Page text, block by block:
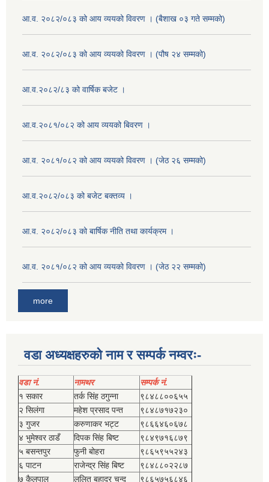
आ.व. २०८२/०८३ को आय व्ययको विवरण । (बैशाख ०३ गते सम्मको)
आ.व. २०८२/०८३ को आय व्ययको विवरण । (पौष २४ सम्मको)
आ.व.२०८२/८३ को वार्षिक बजेट ।
आ.व.२०८१/०८२ को आय व्ययको बिवरण ।
आ.व. २०८१/०८२ को आय व्ययको विवरण । (जेठ २६ सम्मको)
आ.व.२०८२/०८३ को बजेट बक्तव्य ।
आ.व. २०८२/०८३ को बार्षिक नीति तथा कार्यक्रम ।
आ.व. २०८१/०८२ को आय व्ययको विवरण । (जेठ २२ सम्मको)
more
वडा अध्यक्षहरुको नाम र सम्पर्क नम्वरः-
वडा नं. नामथर
सम्पर्क नं.
१ सकार
तर्क सिंह ठगुन्‍ना
९८४८८००६५५
२ सिलंगा
महेश प्रसाद पन्त
९८४८७१७२३०
३ गुजर
करुणाकर भट्ट
९८६६४६०६७८
४ भुमेश्‍वर ठाडँ
दिपक सिंह बिष्‍ट
९८४९७१६८७९
५ बसन्तपुर
फुनी बोहरा
९८६५९५५२४३
६ पाटन
राजेन्द्र सिंह बिष्‍ट
९८४८८०२२८७
७ कैलपाल
ललित बहादुर चन्द ९८६५७५६८४६